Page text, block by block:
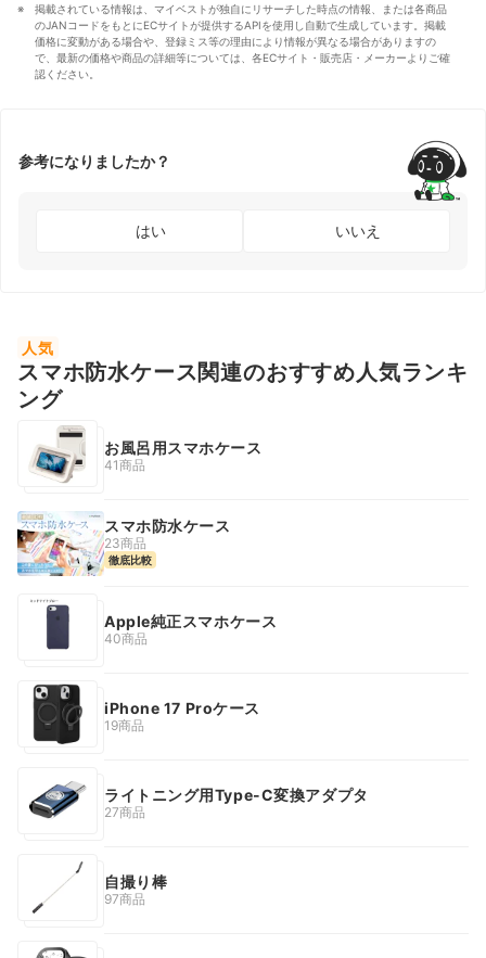
掲載されている情報は、マイベストが独自にリサーチした時点の情報、または各商品
のJANコードをもとにECサイトが提供するAPIを使用し自動で生成しています。掲載
価格に変動がある場合や、登録ミス等の理由により情報が異なる場合がありますの
で、最新の価格や商品の詳細等については、各ECサイト・販売店・メーカーよりご確
認ください。
参考になりましたか？
はい いいえ
人気
スマホ防水ケース関連のおすすめ人気ランキ
ング
お風呂用スマホケース
41商品
スマホ防水ケース
23商品
徹底比較
Apple純正スマホケース
40商品
iPhone 17 Proケース
19商品
ライトニング用Type-C変換アダプタ
27商品
自撮り棒
97商品